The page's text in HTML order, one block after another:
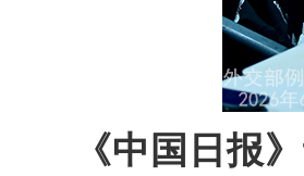
《中国日报